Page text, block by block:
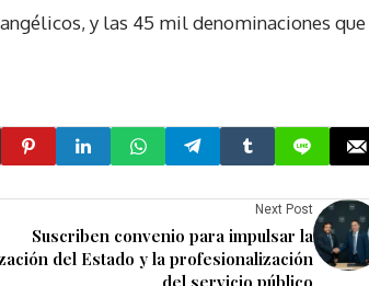
y las 45 mil denominaciones que
Next Post
Suscriben convenio para impulsar la
del Estado y la profesionalización